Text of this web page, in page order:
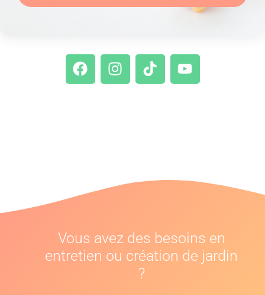
Vous avez des besoins en
entretien ou création de jardin
?